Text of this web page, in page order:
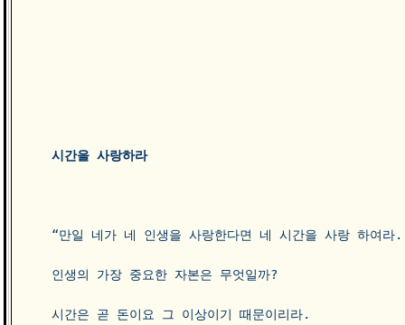
시간을 사랑하라
“만일 네가 네 인생을 사랑한다면 네 시간을 사랑 하여
인생의 가장 중요한 자본은 무엇일까?
시간은 곧 돈이요 그 이상이기 때문이리라.